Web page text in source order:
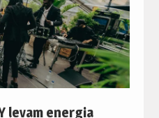
levam energia